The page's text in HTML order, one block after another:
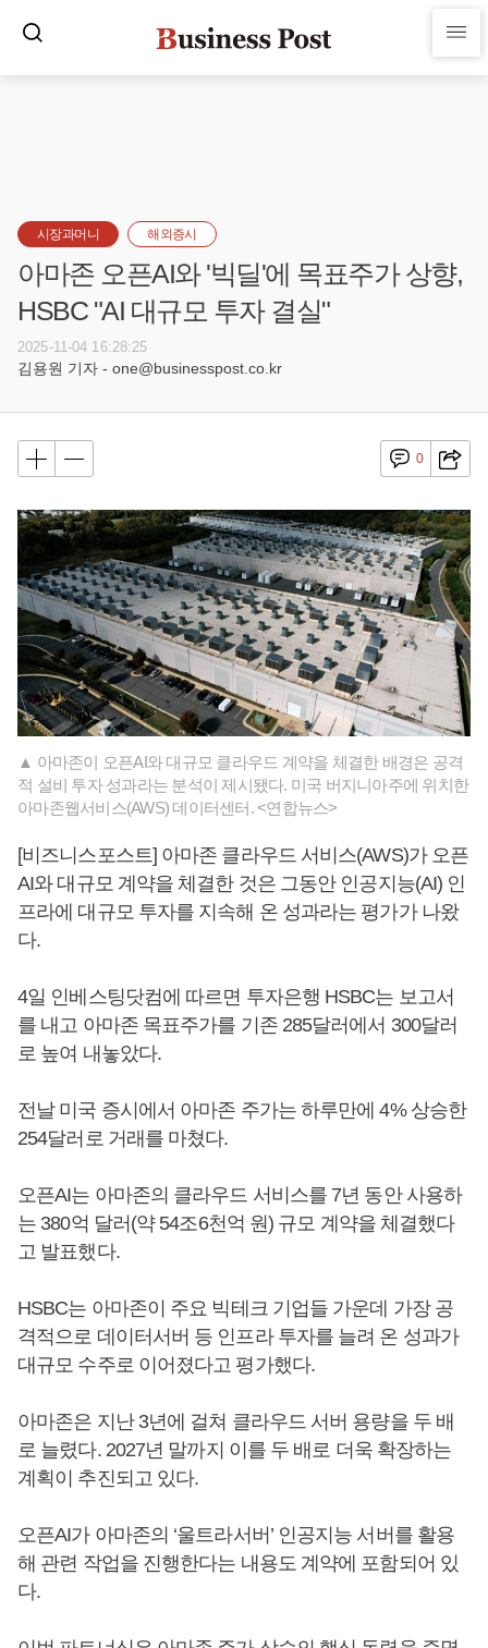
시장과머니 해외증시
아마존 오픈AI와 '빅딜'에 목표주가 상향,
HSBC "AI 대규모 투자 결실"
2025-11-04 16:28:25
김용원 기자 - one@businesspost.co.kr
0
▲ 아마존이 오픈AI와 대규모 클라우드 계약을 체결한 배경은 공격
적 설비 투자 성과라는 분석이 제시됐다. 미국 버지니아주에 위치한
아마존웹서비스(AWS) 데이터센터. <연합뉴스>
[비즈니스포스트] 아마존 클라우드 서비스(AWS)가 오픈
AI와 대규모 계약을 체결한 것은 그동안 인공지능(AI) 인
프라에 대규모 투자를 지속해 온 성과라는 평가가 나왔
다.
4일 인베스팅닷컴에 따르면 투자은행 HSBC는 보고서
를 내고 아마존 목표주가를 기존 285달러에서 300달러
로 높여 내놓았다.
전날 미국 증시에서 아마존 주가는 하루만에 4% 상승한
254달러로 거래를 마쳤다.
오픈AI는 아마존의 클라우드 서비스를 7년 동안 사용하
는 380억 달러(약 54조6천억 원) 규모 계약을 체결했다
고 발표했다.
HSBC는 아마존이 주요 빅테크 기업들 가운데 가장 공
격적으로 데이터서버 등 인프라 투자를 늘려 온 성과가
대규모 수주로 이어졌다고 평가했다.
아마존은 지난 3년에 걸쳐 클라우드 서버 용량을 두 배
로 늘렸다. 2027년 말까지 이를 두 배로 더욱 확장하는
계획이 추진되고 있다.
오픈AI가 아마존의 ‘울트라서버’ 인공지능 서버를 활용
해 관련 작업을 진행한다는 내용도 계약에 포함되어 있
다.